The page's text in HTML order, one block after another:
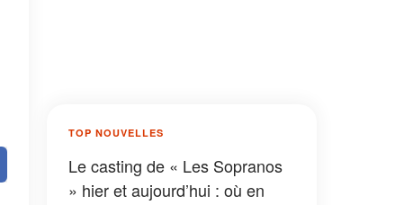
TOP NOUVELLES
Le casting de « Les Sopranos
» hier et aujourd’hui : où en